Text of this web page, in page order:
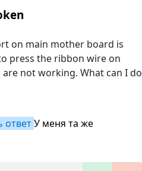
on main mother board is
press the ribbon wire on
not working. What can I do
ответУ меня та же